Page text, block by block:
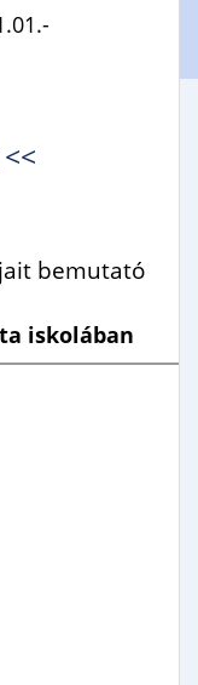
bemutató
iskolában